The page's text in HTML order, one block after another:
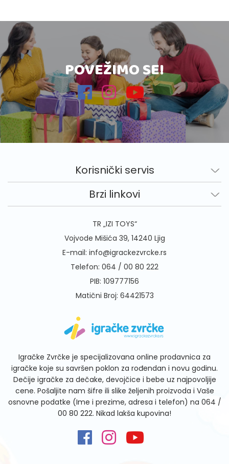
POVEŽIMO SE!
Korisnički servis
Brzi linkovi
TR „IZI TOYS“
Vojvode Mišića 39, 14240 Ljig
E-mail: info@igrackezvrcke.rs
Telefon: 064 / 00 80 222
PIB: 109777156
Matični Broj: 64421573
Igračke Zvrčke je specijalizovana online prodavnica za
igračke koje su savršen poklon za rođendan i novu godinu.
Dečije igračke za dečake, devojčice i bebe uz najpovoljije
cene. Pošaljite nam šifre ili slike željenih proizvoda i Vaše
osnovne podatke (Ime i prezime, adresa i telefon) na 064 /
00 80 222. Nikad lakša kupovina!